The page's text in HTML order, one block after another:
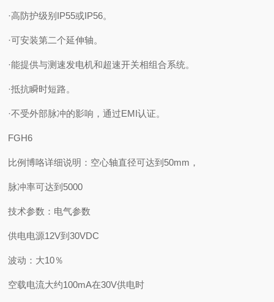
·高防护级别IP55或IP56。
·可安装第二个延伸轴。
·能提供与测速发电机和超速开关相组合系统。
·抵抗瞬时短路。
·不受外部脉冲的影响，通过EMI认证。
FGH6
比例博咯详细说明：空心轴直径可达到50mm，
脉冲率可达到5000
技术参数：电气参数
供电电源12V到30VDC
波动：大10％
空载电流大约100mA在30V供电时